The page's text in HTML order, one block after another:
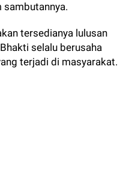
sambutannya.
tersedianya lulusan
selalu berusaha
terjadi di masyarakat.